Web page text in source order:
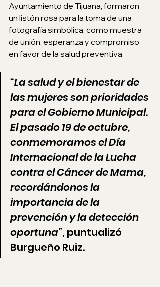
Ayuntamiento de Tijuana, formaron
un listón rosa para la toma de una
fotografía simbólica, como muestra
de unión, esperanza y compromiso
en favor de la salud preventiva.
“La salud y el bienestar de
las mujeres son prioridades
para el Gobierno Municipal.
El pasado 19 de octubre,
conmemoramos el Día
Internacional de la Lucha
contra el Cáncer de Mama,
recordándonos la
importancia de la
prevención y la detección
oportuna”, puntualizó
Burgueño Ruiz.